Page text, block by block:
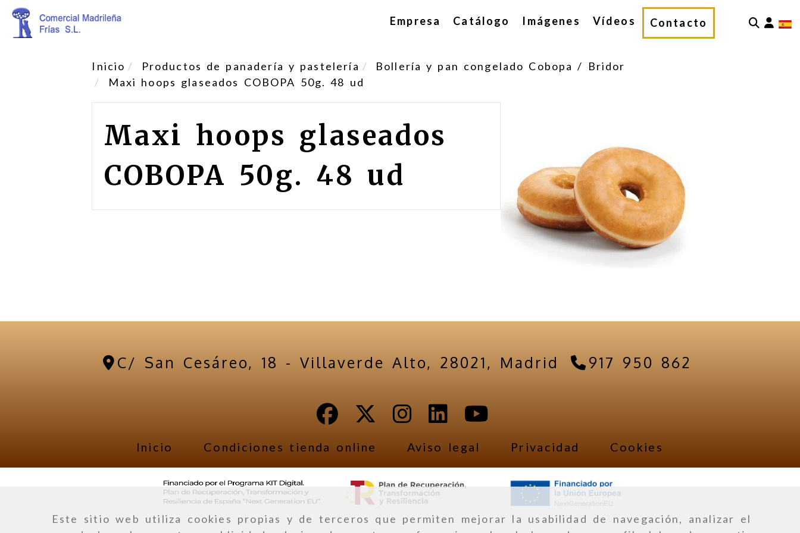
Este sitio web utiliza cookies propias y de terceros que permiten mejorar la usabilidad de navegación, analizar el
Empresa Catálogo Imágenes Vídeos Contacto
Inicio Productos de panadería y pastelería
Bollería y pan congelado Cobopa / Bridor
Maxi hoops glaseados COBOPA 50g. 48 ud
Maxi hoops glaseados
COBOPA 50g. 48 ud
C/ San Cesáreo, 18 - Villaverde Alto, 28021, Madrid 917 950 862
Inicio Condiciones tienda online Aviso legal Privacidad Cookies